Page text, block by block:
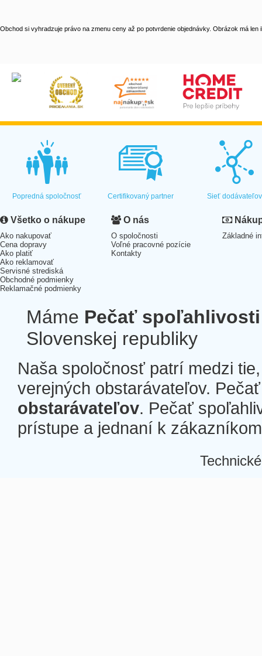
Obchod si vyhradzuje právo na zmenu ceny až po potvrdenie objednávky. Obrázok má len
Popredná spoločnosť Certifikovaný partner Sieť dodávateľov
Všetko o nákupe
Ako nakupovať
Cena dopravy
Ako platiť
Ako reklamovať
Servisné strediská
Obchodné podmienky
Reklamačné podmienky
O nás
O spoločnosti
Voľné pracovné pozície
Kontakty
Základné
Máme Pečať spoľahlivosti
Slovenskej republiky
Naša spoločnosť patrí medzi
verejných obstarávateľov.
obstarávateľov. Pečať
prístupe a jednaní k